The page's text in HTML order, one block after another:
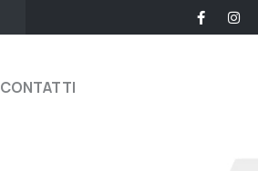
CONTATTI